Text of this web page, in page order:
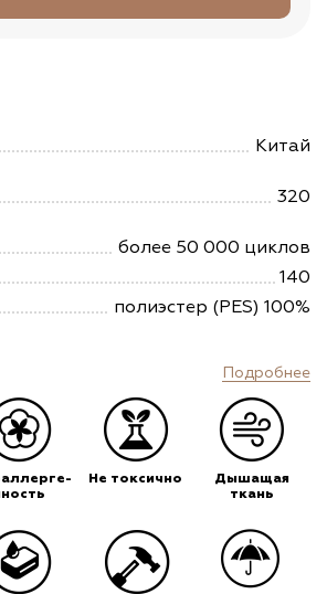
Китай
320
более 50 000 циклов
140
полиэстер (PES) 100%
Подробнее
Не токсично
Дышащая
ткань